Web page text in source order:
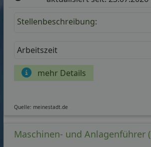
Stellenbeschreibung:
Arbeitszeit
mehr Details
Quelle: meinestadt.de
Maschinen- und Anlagenführer